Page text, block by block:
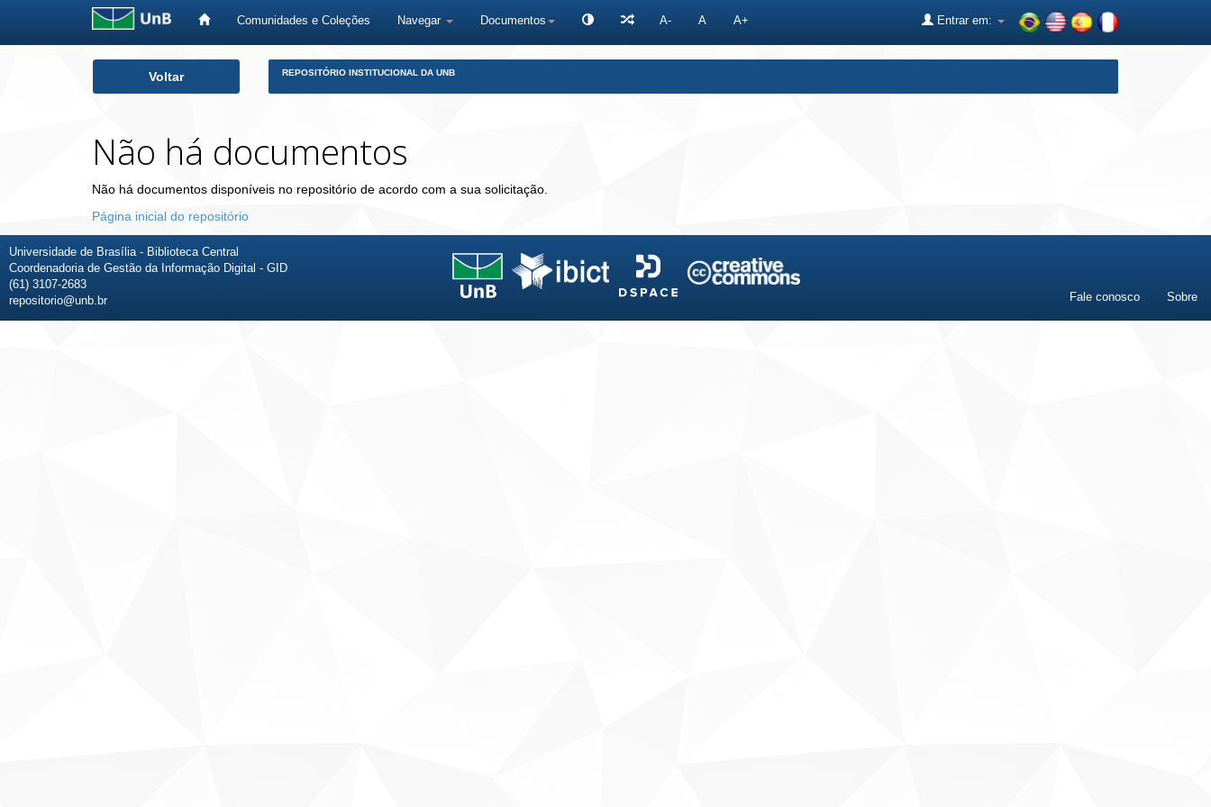
Comunidades e Coleções Navegar Documentos A- A A+ Entrar em:
Voltar REPOSITÓRIO INSTITUCIONAL DA UNB
Não há documentos
Não há documentos disponíveis no repositório de acordo com a sua solicitação.
Página inicial do repositório
Universidade de Brasília - Biblioteca Central
Coordenadoria de Gestão da Informação Digital - GID
(61) 3107-2683
repositorio@unb.br
Fale conosco Sobre